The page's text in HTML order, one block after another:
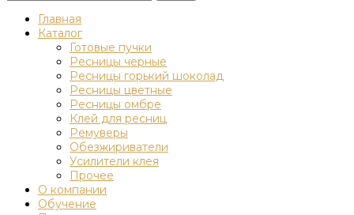
Главная
Каталог
Готовые пучки
Ресницы черные
Ресницы горький шоколад
Ресницы цветные
Ресницы омбре
Клей для ресниц
Ремуверы
Обезжириватели
Усилители клея
Прочее
О компании
Обучение